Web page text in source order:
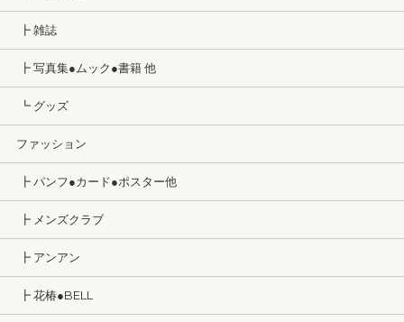
┣ 雑誌
┣ 写真集●ムック●書籍 他
┗ グッズ
ファッション
┣ パンフ●カード●ポスター他
┣ メンズクラブ
┣ アンアン
┣ 花椿●BELL